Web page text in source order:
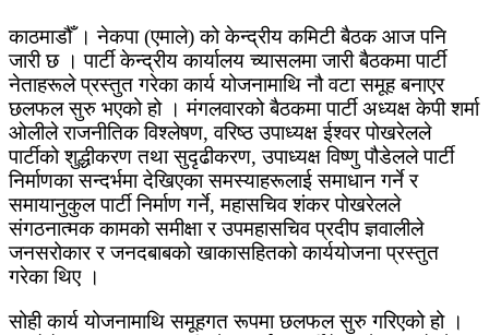
काठमाडौँ । नेकपा (एमाले) को केन्द्रीय कमिटी बैठक आज पनि
जारी छ । पार्टी केन्द्रीय कार्यालय च्यासलमा जारी बैठकमा पार्टी
नेताहरूले प्रस्तुत गरेका कार्य योजनामाथि नौ वटा समूह बनाएर
छलफल सुरु भएको हो । मंगलवारको बैठकमा पार्टी अध्यक्ष केपी शर्मा
ओलीले राजनीतिक विश्लेषण, वरिष्ठ उपाध्यक्ष ईश्वर पोखरेलले
पार्टीको शुद्धीकरण तथा सुदृढीकरण, उपाध्यक्ष विष्णु पौडेलले पार्टी
निर्माणका सन्दर्भमा देखिएका समस्याहरूलाई समाधान गर्ने र
समायानुकुल पार्टी निर्माण गर्ने, महासचिव शंकर पोखरेलले
संगठनात्मक कामको समीक्षा र उपमहासचिव प्रदीप ज्ञवालीले
जनसरोकार र जनदबाबको खाकासहितको कार्ययोजना प्रस्तुत
गरेका थिए ।
सोही कार्य योजनामाथि समूहगत रूपमा छलफल सुरु गरिएको हो ।